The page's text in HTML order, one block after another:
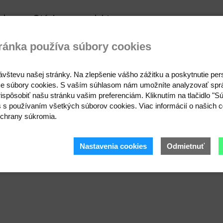
Otázka na produkt
sú ostré štiepacie čeľuste. Prednú časť s malými
a pod. Špička klieští je dostatočne tenká na
s hrúbkou 0,3 mm alebo nylonové lanko, pretože je v
cm, štiepacia časť čeľuste je dlhá cca 8 mm. Vzhľadom
obrúska. Pomocou týchto klieští môžete
používa súbory cookies
našej stránky. Na zlepšenie vášho zážitku a poskytnutie
súbory cookies. S vaším súhlasom nám umožníte analyzovať
našu stránku vašim preferenciám. Kliknutím na tlačidlo
s používaním všetkých súborov cookies. Viac informácií o našich
súkromia.
Nastavenia cookies Odmietnuť